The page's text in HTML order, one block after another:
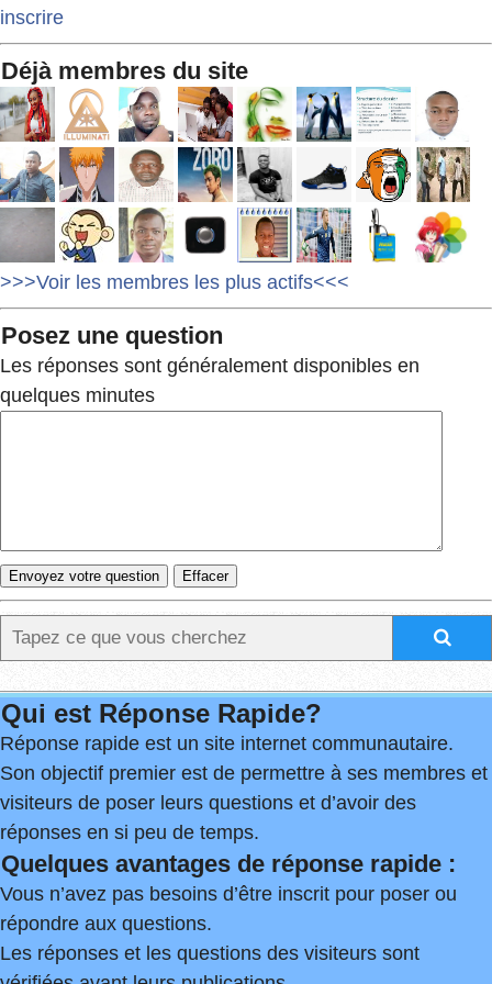
inscrire
Déjà membres du site
>>>Voir les membres les plus actifs<<<
Posez une question
Les réponses sont généralement disponibles en
quelques minutes
Qui est Réponse Rapide?
Réponse rapide est un site internet communautaire.
Son objectif premier est de permettre à ses membres et
visiteurs de poser leurs questions et d’avoir des
réponses en si peu de temps.
Quelques avantages de réponse rapide :
Vous n’avez pas besoins d’être inscrit pour poser ou
répondre aux questions.
Les réponses et les questions des visiteurs sont